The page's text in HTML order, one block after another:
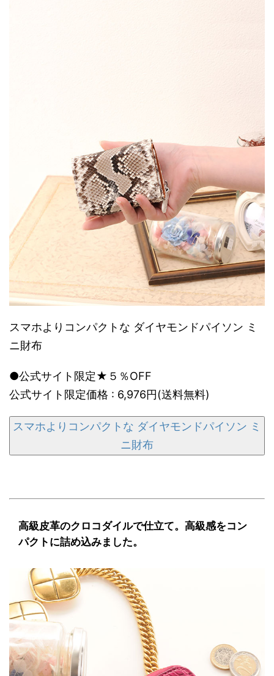
スマホよりコンパクトな ダイヤモンドパイソン ミ
ニ財布
●公式サイト限定★５％OFF
公式サイト限定価格 : 6,976円(送料無料)
スマホよりコンパクトな ダイヤモンドパイソン ミ
ニ財布
高級皮革のクロコダイルで仕立て。高級感をコン
パクトに詰め込みました。